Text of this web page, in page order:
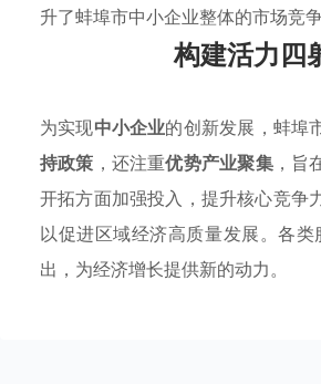
升了蚌埠市中小企业整体的市场竞
构建活力四
为实现中小企业的创新发展，蚌埠
持政策 ，还注重优势产业聚集，旨
开拓方面加强投入，提升核心竞争
以促进区域经济高质量发展。各
出，为经济增长提供新的动力。